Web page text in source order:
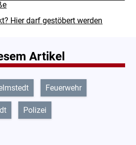
Hier darf gestöbert werden
Artikel
Feuerwehr
Polizei